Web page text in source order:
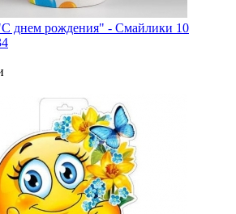
днем рождения" - Смайлики 10